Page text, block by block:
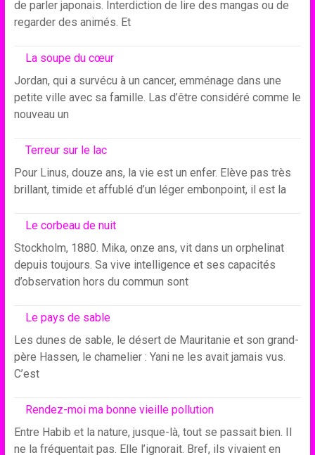
de parler japonais. Interdiction de lire des mangas ou de
regarder des animés. Et
La soupe du cœur
Jordan, qui a survécu à un cancer, emménage dans une
petite ville avec sa famille. Las d’être considéré comme le
nouveau un
Terreur sur le lac
Pour Linus, douze ans, la vie est un enfer. Elève pas très
brillant, timide et affublé d’un léger embonpoint, il est la
Le corbeau de nuit
Stockholm, 1880. Mika, onze ans, vit dans un orphelinat
depuis toujours. Sa vive intelligence et ses capacités
d’observation hors du commun sont
Le pays de sable
Les dunes de sable, le désert de Mauritanie et son grand-
père Hassen, le chamelier : Yani ne les avait jamais vus.
C’est
Rendez-moi ma bonne vieille pollution
Entre Habib et la nature, jusque-là, tout se passait bien. Il
ne la fréquentait pas. Elle l’ignorait. Bref, ils vivaient en